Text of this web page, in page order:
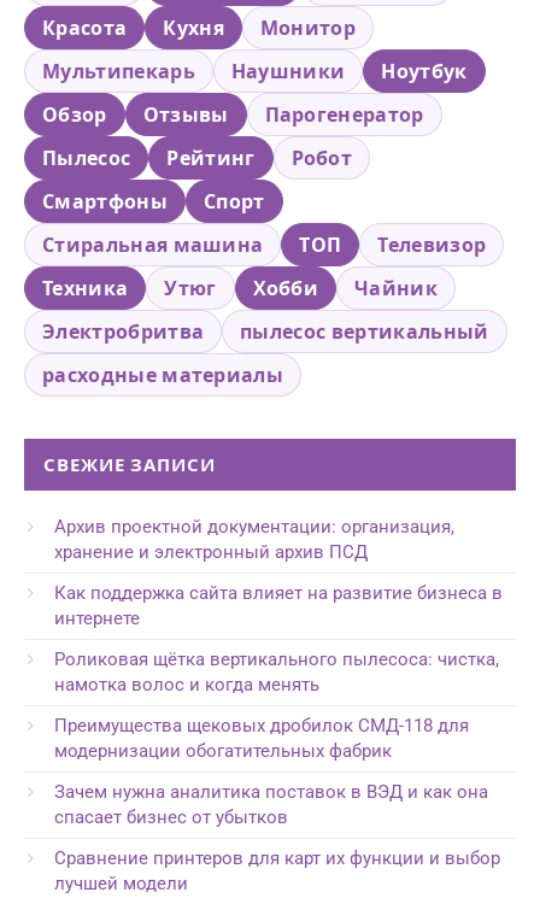
Красота
Кухня
Монитор
Мультипекарь
Наушники
Ноутбук
Обзор
Отзывы
Парогенератор
Пылесос
Рейтинг
Робот
Смартфоны
Спорт
Стиральная машина
ТОП
Телевизор
Техника
Утюг Хобби
Чайник
Электробритва
пылесос вертикальный
расходные материалы
СВЕЖИЕ ЗАПИСИ
Архив проектной документации: организация,
хранение и электронный архив ПСД
Как поддержка сайта влияет на развитие бизнеса в
интернете
Роликовая щётка вертикального пылесоса: чистка,
намотка волос и когда менять
Преимущества щековых дробилок СМД-118 для
модернизации обогатительных фабрик
Зачем нужна аналитика поставок в ВЭД и как она
спасает бизнес от убытков
Сравнение принтеров для карт их функции и выбор
лучшей модели